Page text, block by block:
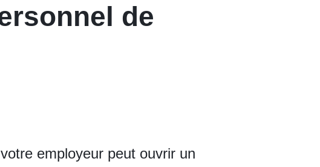
de
employeur peut ouvrir un